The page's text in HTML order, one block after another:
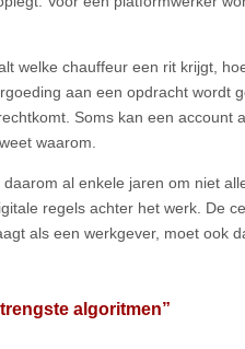
welke chauffeur een rit krijgt,
aan een opdracht wordt
Soms kan een account
waarom.
al enkele jaren om niet
regels achter het werk. De
als een werkgever, moet ook
algoritmen”